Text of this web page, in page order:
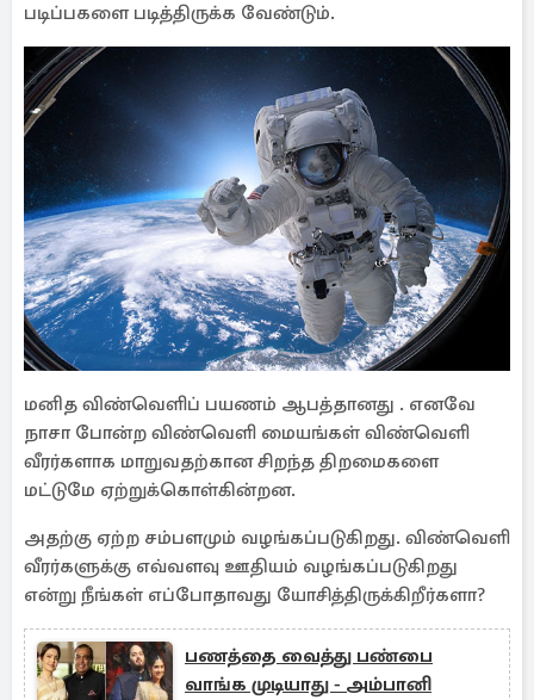
படிப்பகளை படித்திருக்க வேண்டும்.
மனித விண்வெளிப் பயணம் ஆபத்தானது . எனவே
நாசா போன்ற விண்வெளி மையங்கள் விண்வெளி
வீரர்களாக மாறுவதற்கான சிறந்த திறமைகளை
மட்டுமே ஏற்றுக்கொள்கின்றன.
அதற்கு ஏற்ற சம்பளமும் வழங்கப்படுகிறது. விண்வெளி
வீரர்களுக்கு எவ்வளவு ஊதியம் வழங்கப்படுகிறது
என்று நீங்கள் எப்போதாவது யோசித்திருக்கிறீர்களா?
பணத்தை வைத்து பண்பை
வாங்க முடியாது - அம்பானி